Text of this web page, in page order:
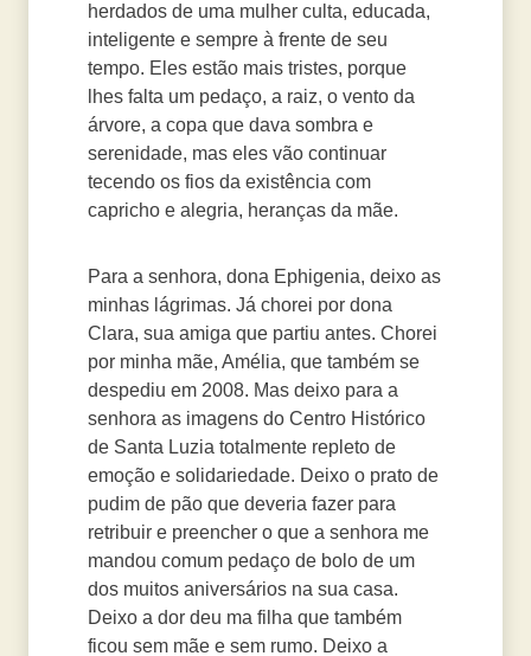
herdados de uma mulher culta, educada,
inteligente e sempre à frente de seu
tempo. Eles estão mais tristes, porque
lhes falta um pedaço, a raiz, o vento da
árvore, a copa que dava sombra e
serenidade, mas eles vão continuar
tecendo os fios da existência com
capricho e alegria, heranças da mãe.
Para a senhora, dona Ephigenia, deixo as
minhas lágrimas. Já chorei por dona
Clara, sua amiga que partiu antes. Chorei
por minha mãe, Amélia, que também se
despediu em 2008. Mas deixo para a
senhora as imagens do Centro Histórico
de Santa Luzia totalmente repleto de
emoção e solidariedade. Deixo o prato de
pudim de pão que deveria fazer para
retribuir e preencher o que a senhora me
mandou comum pedaço de bolo de um
dos muitos aniversários na sua casa.
Deixo a dor deu ma filha que também
ficou sem mãe e sem rumo. Deixo a